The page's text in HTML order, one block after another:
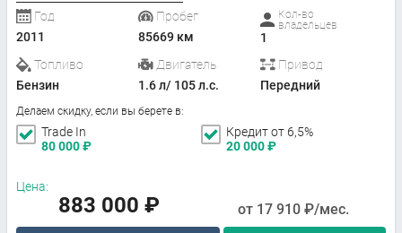
Год
2011
Пробег
85669 км
Кол-во
владельцев
1
Топливо
Бензин
Двигатель
1.6 л/ 105 л.с.
Привод
Передний
Делаем скидку, если вы берете в:
Trade In
80 000₽
Кредит от 6,5%
20 000₽
Цена:
883 000 ₽ от 17 910 ₽/мес.